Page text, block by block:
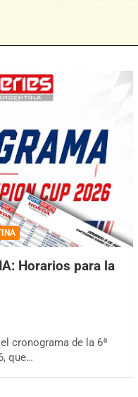
Horarios para la
cronograma de la 6ª
que…